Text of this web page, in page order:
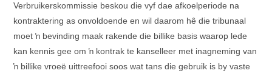
Verbruikerskommissie beskou die vyf dae afkoelperiode na
kontraktering as onvoldoende en wil daarom hê die tribunaal
moet ŉ bevinding maak rakende die billike basis waarop lede
kan kennis gee om ŉ kontrak te kanselleer met inagneming van
ŉ billike vroeë uittreefooi soos wat tans die gebruik is by vaste